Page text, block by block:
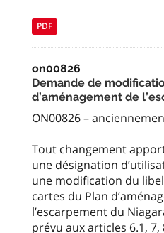
PDF
on00826
Demande de
d’aménagement de
ON00826 –
Tout changement
une désignation
une modification du
cartes du Plan
l’escarpement du
prévu aux articles 6.1,